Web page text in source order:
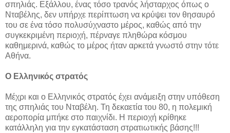
σπηλιάς. Εξάλλου, ένας τόσο τρανός λήσταρχος όπως ο
Νταβέλης, δεν υπήρχε περίπτωση να κρύψει τον θησαυρό
του σε ένα τόσο πολυσύχναστο μέρος, καθώς από την
συγκεκριμένη περιοχή, πέρναγε πληθώρα κόσμου
καθημερινά, καθώς το μέρος ήταν αρκετά γνωστό στην τότε
Αθήνα.
Ο Ελληνικός στρατός
Μέχρι και ο Ελληνικός στρατός έχει ανάμειξη στην υπόθεση
της σπηλιάς του Νταβέλη. Τη δεκαετία του 80, η πολεμική
αεροπορία μπήκε στο παιχνίδι. Η περιοχή κρίθηκε
κατάλληλη για την εγκατάσταση στρατιωτικής βάσης!!!